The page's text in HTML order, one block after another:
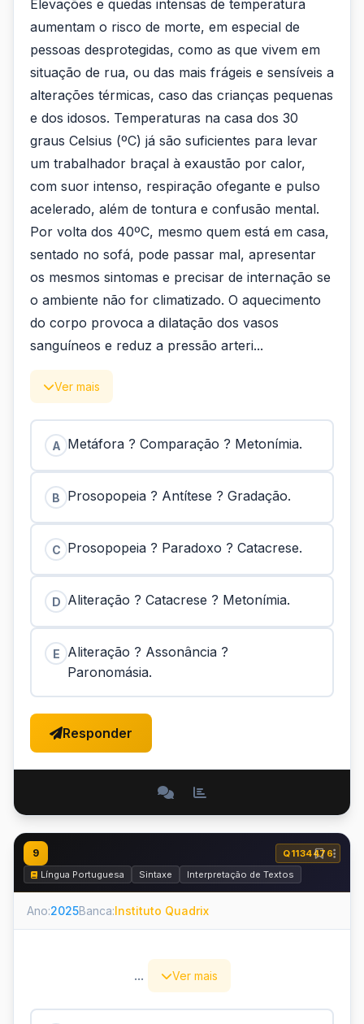
Elevações e quedas intensas de temperatura
aumentam o risco de morte, em especial de
pessoas desprotegidas, como as que vivem em
situação de rua, ou das mais frágeis e sensíveis a
alterações térmicas, caso das crianças pequenas
e dos idosos. Temperaturas na casa dos 30
graus Celsius (ºC) já são suficientes para levar
um trabalhador braçal à exaustão por calor,
com suor intenso, respiração ofegante e pulso
acelerado, além de tontura e confusão mental.
Por volta dos 40ºC, mesmo quem está em casa,
sentado no sofá, pode passar mal, apresentar
os mesmos sintomas e precisar de internação se
o ambiente não for climatizado. O aquecimento
do corpo provoca a dilatação dos vasos
sanguíneos e reduz a pressão arteri...
Ver mais
A Metáfora ? Comparação ? Metonímia.
B Prosopopeia ? Antítese ? Gradação.
C Prosopopeia ? Paradoxo ? Catacrese.
D Aliteração ? Catacrese ? Metonímia.
E
Aliteração ? Assonância ?
Paronomásia.
Responder
9
Q1134476
Língua Portuguesa
Sintaxe Interpretação de Textos
Ano:2025Banca:Instituto Quadrix
... Ver mais